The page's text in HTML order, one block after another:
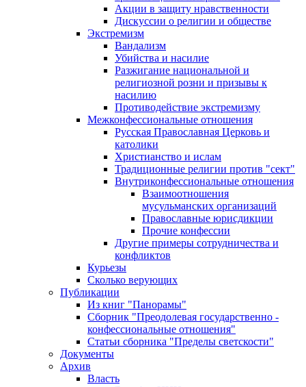
Акции в защиту нравственности
Дискуссии о религии и обществе
Экстремизм
Вандализм
Убийства и насилие
Разжигание национальной и
религиозной розни и призывы к
насилию
Противодействие экстремизму
Межконфессиональные отношения
Русская Православная Церковь и
католики
Христианство и ислам
Традиционные религии против "сект"
Внутриконфессиональные отношения
Взаимоотношения
мусульманских организаций
Православные юрисдикции
Прочие конфессии
Другие примеры сотрудничества и
конфликтов
Курьезы
Сколько верующих
Публикации
Из книг "Панорамы"
Сборник "Преодолевая государственно -
конфессиональные отношения"
Статьи сборника "Пределы светскости"
Документы
Архив
Власть